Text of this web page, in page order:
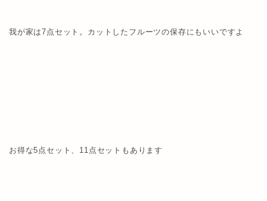
我が家は7点セット。カットしたフルーツの保存にもいいですよ
お得な5点セット、11点セットもあります